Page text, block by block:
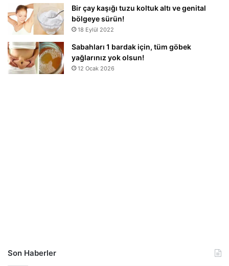
Bir çay kaşığı tuzu koltuk altı ve genital
bölgeye sürün!
18 Eylül 2022
Sabahları 1 bardak için, tüm göbek
yağlarınız yok olsun!
12 Ocak 2026
Son Haberler